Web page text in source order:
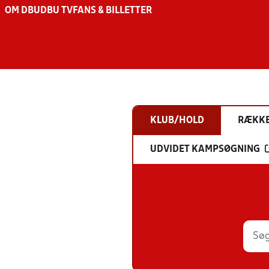
OM DBU DBU TV FANS & BILLETTER
KLUB/HOLD
UDVIDET KAMPSØGNING